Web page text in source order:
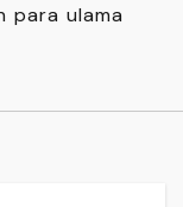
para ulama